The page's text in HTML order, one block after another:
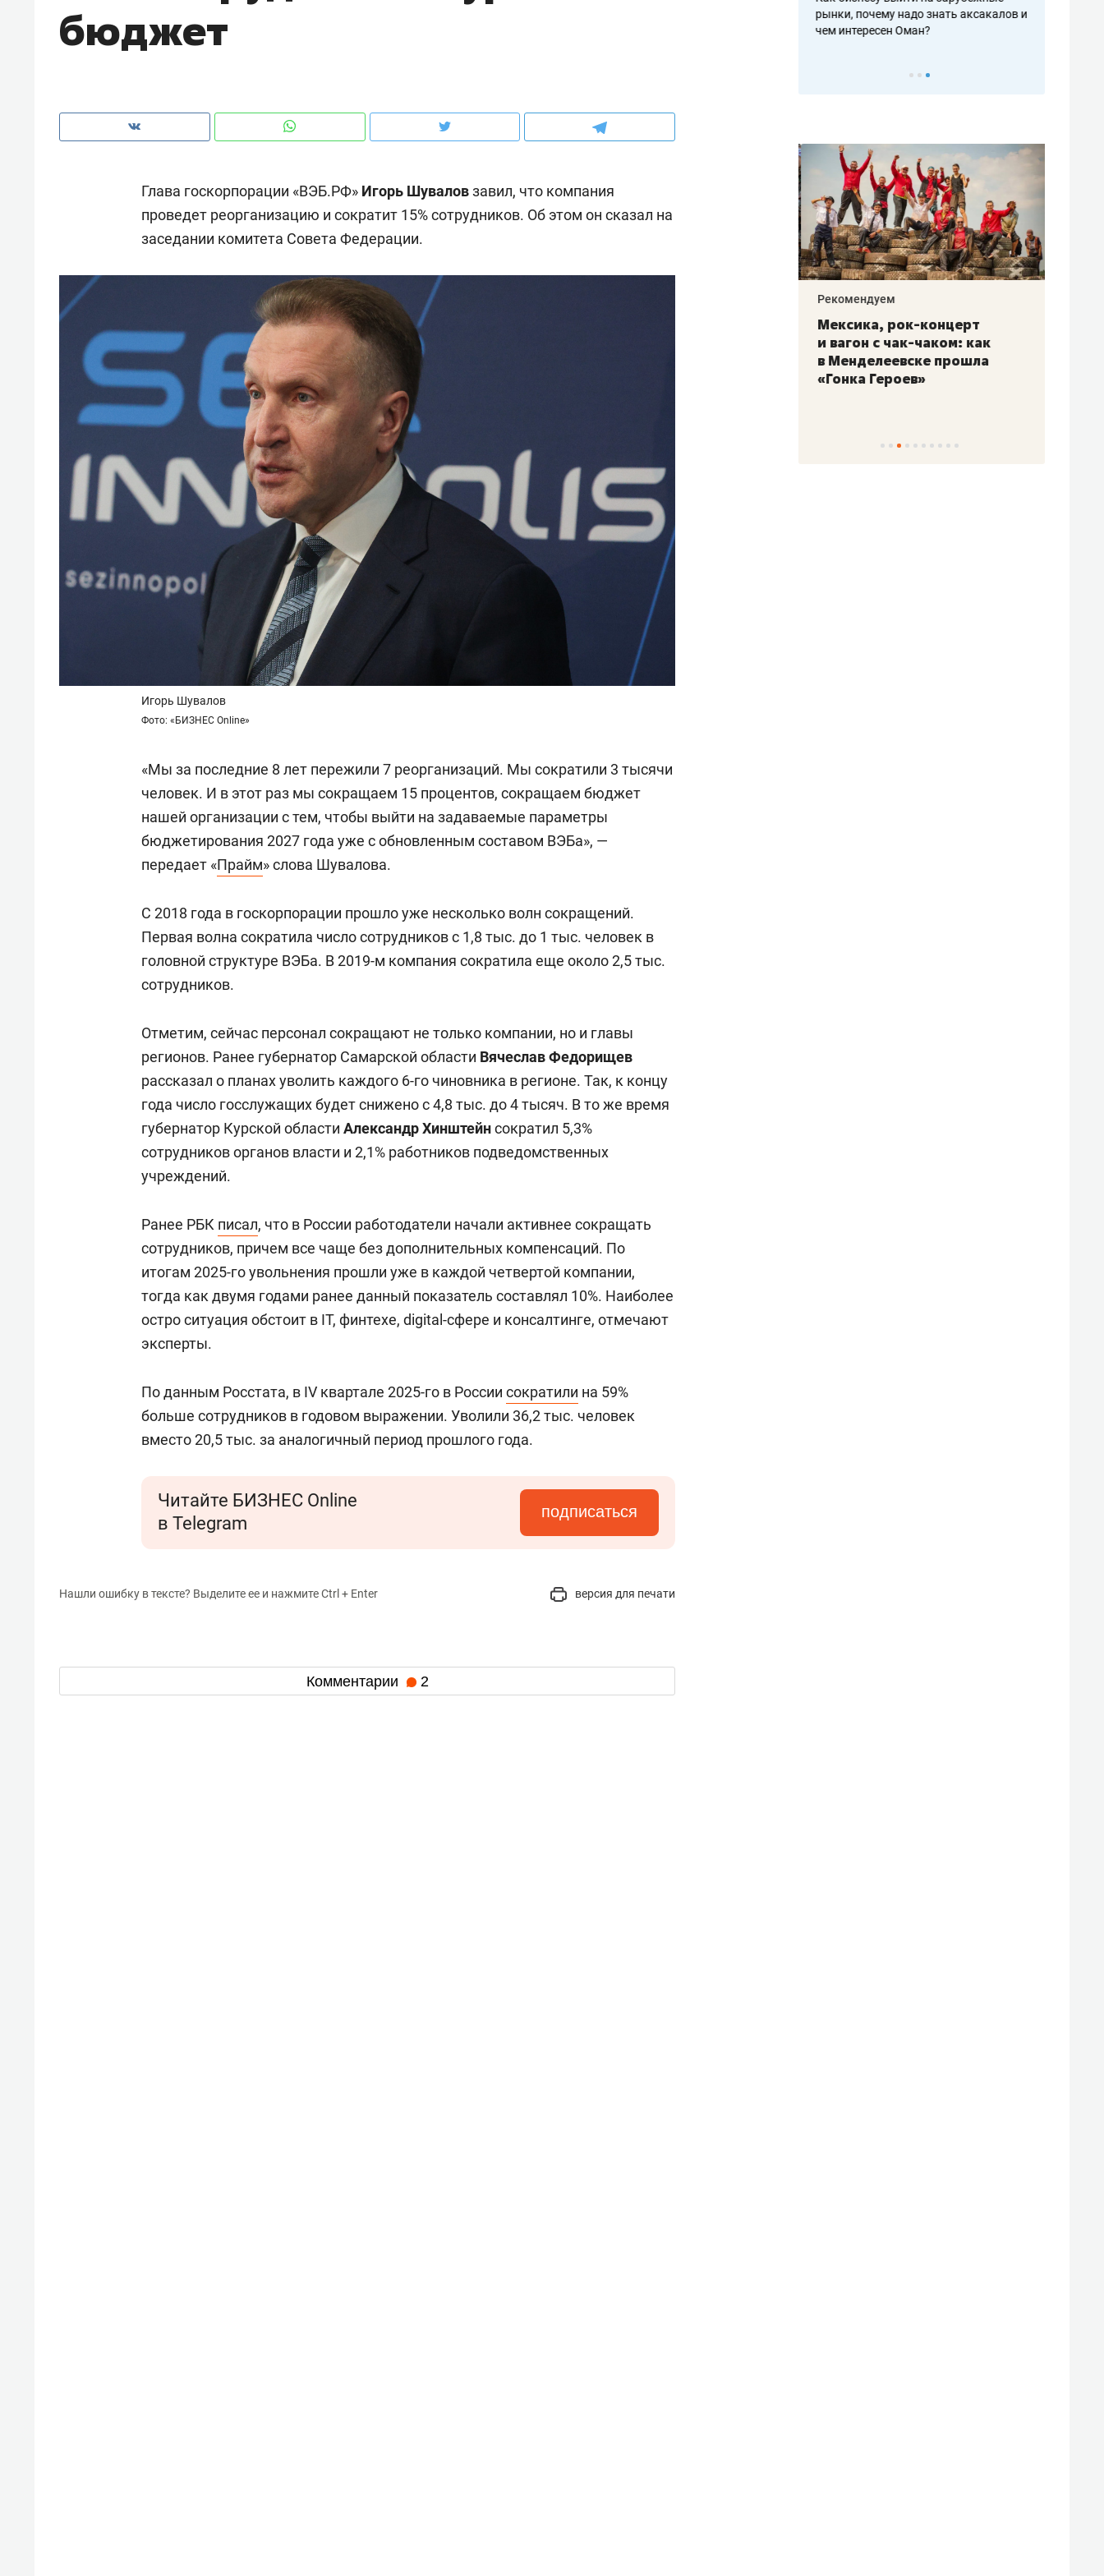
бюджет
Глава госкорпорации «ВЭБ.РФ» Игорь Шуваловзавил, что компания
проведет реорганизацию и сократит 15% сотрудников. Об этом он сказал на
заседании комитета Совета Федерации.
Игорь Шувалов
Фото: «БИЗНЕС Online»
«Мы за последние 8 лет пережили 7 реорганизаций. Мы сократили 3 тысячи
человек. И в этот раз мы сокращаем 15 процентов, сокращаем бюджет
нашей организации с тем, чтобы выйти на задаваемые параметры
бюджетирования 2027 года уже с обновленным составом ВЭБа», —
передает «Прайм» слова Шувалова.
С 2018 года в госкорпорации прошло уже несколько волн сокращений.
Первая волна сократила число сотрудников с 1,8 тыс. до 1 тыс. человек в
головной структуре ВЭБа. В 2019-м компания сократила еще около 2,5 тыс.
сотрудников.
Отметим, сейчас персонал сокращают не только компании, но и главы
регионов. Ранее губернатор Самарской области Вячеслав Федорищев
рассказал о планах уволить каждого 6-го чиновника в регионе. Так, к концу
года число госслужащих будет снижено с 4,8 тыс. до 4 тысяч. В то же время
губернатор Курской области Александр Хинштейнсократил 5,3%
сотрудников органов власти и 2,1% работников подведомственных
учреждений.
Ранее РБК писал, что в России работодатели начали активнее сокращать
сотрудников, причем все чаще без дополнительных компенсаций. По
итогам 2025-го увольнения прошли уже в каждой четвертой компании,
тогда как двумя годами ранее данный показатель составлял 10%. Наиболее
остро ситуация обстоит в IT, финтехе, digital-сфере и консалтинге, отмечают
эксперты.
По данным Росстата, в IV квартале 2025-го в России сократили на 59%
больше сотрудников в годовом выражении. Уволили 36,2 тыс. человек
вместо 20,5 тыс. за аналогичный период прошлого года.
Читайте БИЗНЕС Online
в Telegram
подписаться
Нашли ошибку в тексте? Выделите ее и нажмите Ctrl + Enter версия для печати
Комментарии 2
чем интересен Оман?
рынки, почему надо знать аксакалов и
чем интересен Оман?
Рекомендуем
Как ГК «МИР ГРУПП» и ВТБ
создают оазис жилого
комфорта под Казанью
Рекомендуем
150 камер до квартиры и Face
ID вместо ключа: какой будет
безопасность в ЖК «Нова»
Рекомендуем
Мексика, рок-концерт
и вагон с чак-чаком: как
в Менделеевске прошла
«Гонка Героев»